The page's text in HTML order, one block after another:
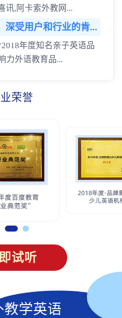
讯,阿卡索外教网...
深受用户和行业的肯...
年度知名亲子英语品
力外语教育品...
荣誉
试听
教学英语